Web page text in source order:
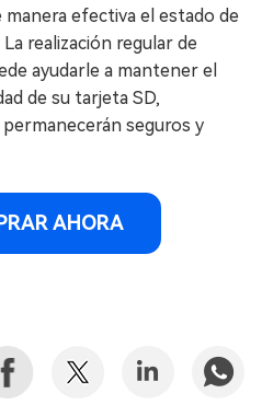
efectiva el estado de
realización regular de
ayudarle a mantener el
de su tarjeta SD,
seguros y
AHORA